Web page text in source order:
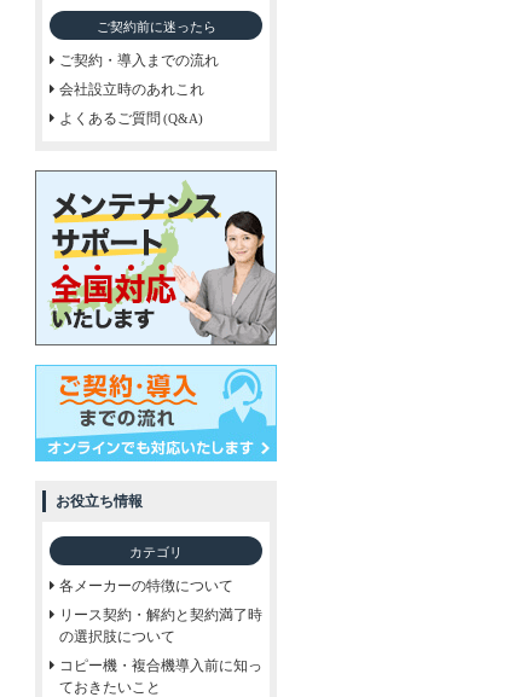
ご契約前に迷ったら
ご契約・導入までの流れ
会社設立時のあれこれ
よくあるご質問 (Q&A)
お役立ち情報
カテゴリ
各メーカーの特徴について
リース契約・解約と契約満了時
の選択肢について
コピー機・複合機導入前に知っ
ておきたいこと